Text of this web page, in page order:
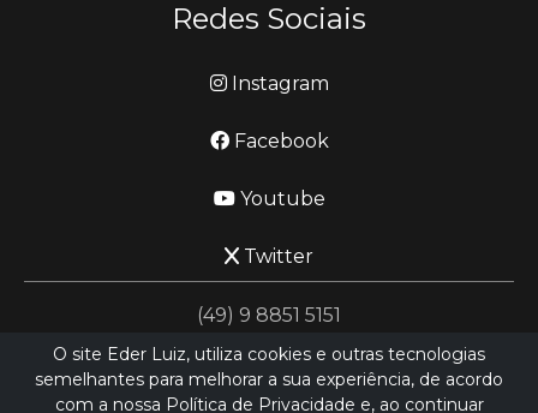
Redes Sociais
Instagram
Facebook
Youtube
Twitter
(49) 9 8851 5151
jornalismo@ederluiz.com.vc
O site Eder Luiz, utiliza cookies e outras tecnologias
semelhantes para melhorar a sua experiência, de acordo
com a nossa Política de Privacidade e, ao continuar